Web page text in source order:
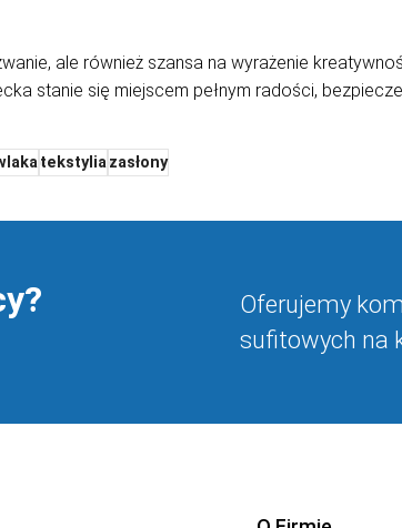
ale również szansa na wyrażenie
stanie się miejscem pełnym radości,
tekstyliazasłony
Oferujemy
sufitowych na